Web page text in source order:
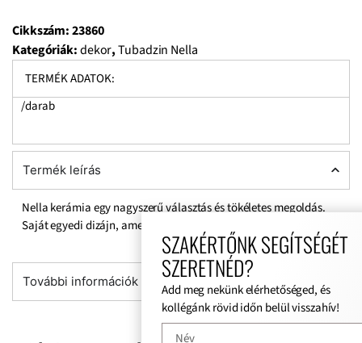
Cikkszám:23860
Kategóriák:dekor,Tubadzin Nella
TERMÉK ADATOK:
/darab
Termék leírás
Nella kerámia egy nagyszerű választás és tökéletes megoldás.
Saját egyedi dizájn, amely örömet okoz évekig.
További információk
SZAKÉRTŐNK SEGÍTSÉGÉT
SZERETNÉD?
Add meg nekünk elérhetőséged, és
kollégánk rövid időn belül visszahív!